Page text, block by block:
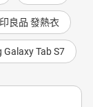
良品 發熱衣
Galaxy Tab S7